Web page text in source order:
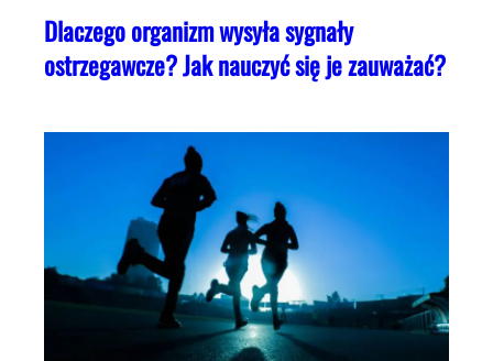
Dlaczego organizm wysyła sygnały
ostrzegawcze? Jak nauczyć się je zauważać?